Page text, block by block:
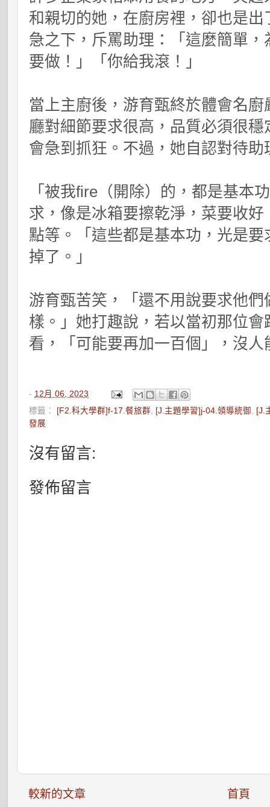
和親切的她，在廚房裡，卻也是
急之下，斥罵助理：「這麼簡單
要做！」「你給我滾！」
當上主廚後，游育甄終於體會名
廳對細節要求很高，品質必須很
會急到抓狂。不過，她自認對待
「被我fire （開除）的，都是基本
求，像是冰箱要擦乾淨，菜要收
點等。「這些都是基本功，光是
掉了。」
游育甄苦笑，「還不用說要求他
樣。」她打趣說，若以當初那位
看，「可能要再加一百個」，沒人
- 12月 06, 2023
標籤： [F2.科大學群]f-17.餐旅群, [J.主題學習]j-04.領導統御, [J.
發展
沒有留言:
發佈留言
較新的文章 首頁